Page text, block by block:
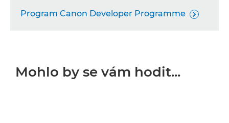
Program Canon Developer Programme 
Mohlo by se vám hodit...